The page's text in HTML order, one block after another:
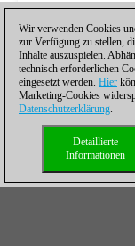
Wir verwenden Cookies
zur Verfügung zu stellen,
Inhalte auszuspielen.
technisch erforderlichen
eingesetzt werden. Hier
Marketing-Cookies
Datenschutzerklärung.
Detaillierte
Informationen